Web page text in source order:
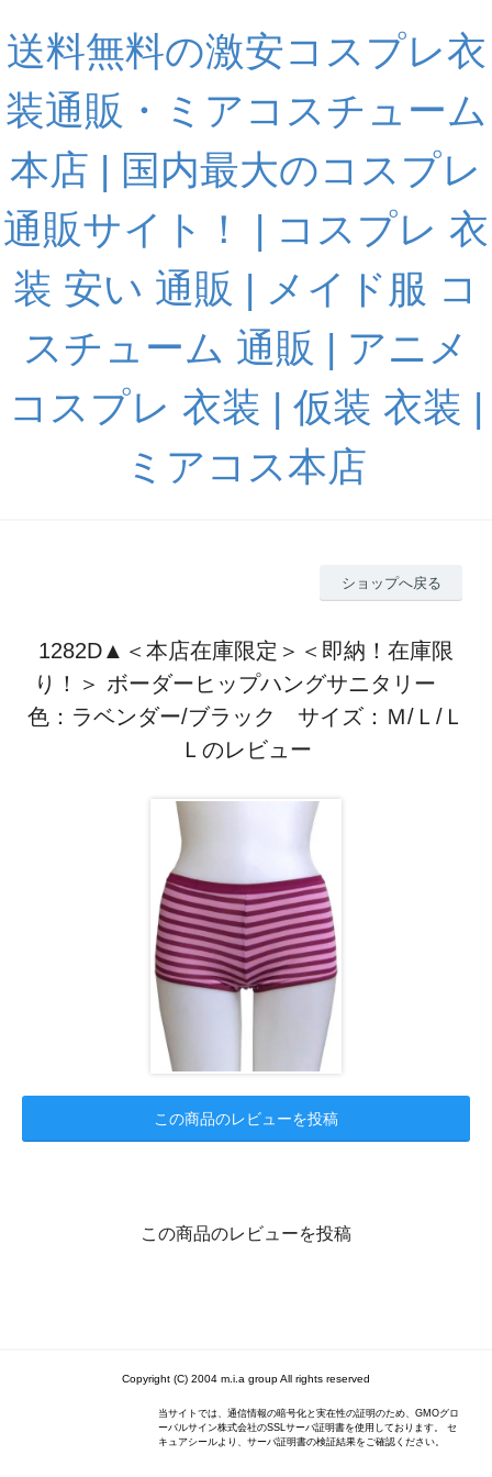
送料無料の激安コスプレ衣
装通販・ミアコスチューム
本店 | 国内最大のコスプレ
通販サイト！ | コスプレ 衣
装 安い 通販 | メイド服 コ
スチューム 通販 | アニメ
コスプレ 衣装 | 仮装 衣装 |
ミアコス本店
ショップへ戻る
1282D▲＜本店在庫限定＞＜即納！在庫限
り！＞ ボーダーヒップハングサニタリー
色：ラベンダー/ブラック サイズ：Ｍ/Ｌ/Ｌ
Ｌのレビュー
この商品のレビューを投稿
この商品のレビューを投稿
Copyright (C) 2004 m.i.a group All rights reserved
当サイトでは、通信情報の暗号化と実在性の証明のため、GMOグロ
ーバルサイン株式会社のSSLサーバ証明書を使用しております。 セ
キュアシールより、サーバ証明書の検証結果をご確認ください。